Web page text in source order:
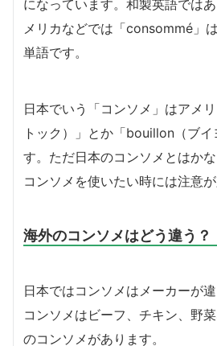
になっています。和製英語では
メリカなどでは「consommé」
単語です。
日本でいう「コンソメ」はアメ
トック）」とか「bouillon（ブイ
す。ただ日本のコンソメとはか
コンソメを使いたい時には注意が
海外のコンソメはどう違う？
日本ではコンソメはメーカーが
コンソメはビーフ、チキン、野
のコンソメがあります。